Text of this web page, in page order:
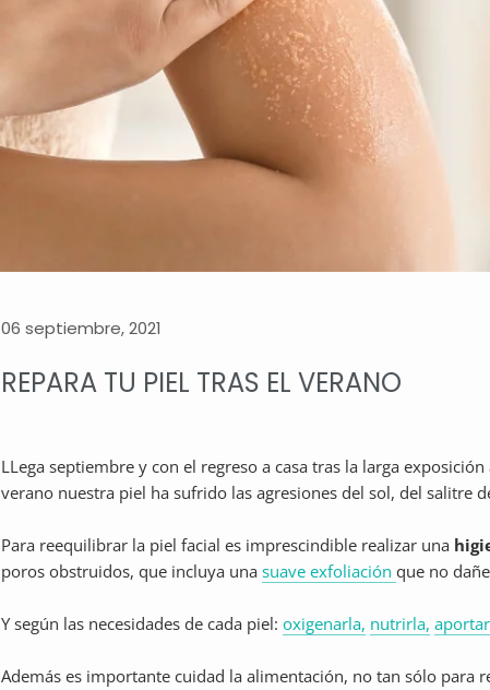
06 septiembre, 2021
REPARA TU PIEL TRAS EL VERANO
LLega septiembre y con el regreso a casa tras la larga
verano nuestra piel ha sufrido las agresiones del sol, del salitre
Para reequilibrar la piel facial es imprescindible realizar una
poros obstruidos, que incluya una suave exfoliación que no
Y según las necesidades de cada piel: oxigenarla, nutrirla,
Además es importante cuidad la alimentación, no tan sólo para